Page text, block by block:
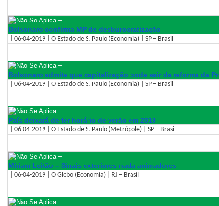
–
Bolsonaro confirma MP de desburocratização
| 06-04-2019 | O Estado de S. Paulo (Economia) | SP – Brasil
–
Bolsonaro admite que capitalização pode sair da reforma da
| 06-04-2019 | O Estado de S. Paulo (Economia) | SP – Brasil
–
País deixará de ter horário de verão em 2019
| 06-04-2019 | O Estado de S. Paulo (Metrópole) | SP – Brasil
–
Míriam Leitão – Sinais exteriores nada animadores
| 06-04-2019 | O Globo (Economia) | RJ – Brasil
–